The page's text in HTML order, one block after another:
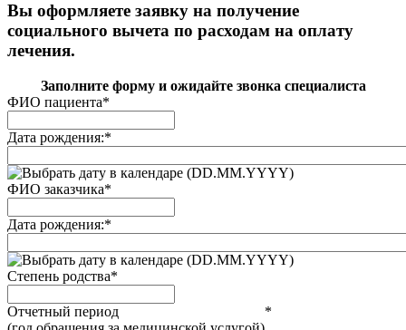
Вы оформляете заявку на получение
социального вычета по расходам на оплату
лечения.
Заполните форму и ожидайте звонка специалиста
ФИО пациента*
Дата рождения:*
(DD.MM.YYYY)
ФИО заказчика*
Дата рождения:*
(DD.MM.YYYY)
Степень родства*
Отчетный период
*